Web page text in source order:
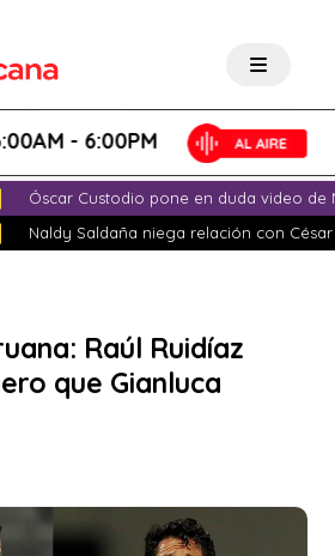
- 6:00PM
Óscar Custodio pone en duda video de
Naldy Saldaña niega relación con
Raúl Ruidíaz
que Gianluca